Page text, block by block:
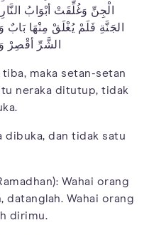
الْجِنِّ وَغُلِّقَتْ أبْوَابُ
الجَنَّةِ فَلَمْ يُغْلَقْ مِنْهَا بَابٌ
الشَّرِّ أقْصِرْ
tiba, maka setan-­setan
neraka ditutup, tidak
dibuka, dan tidak satu
Wahai orang
datanglah. Wahai orang
dirimu.